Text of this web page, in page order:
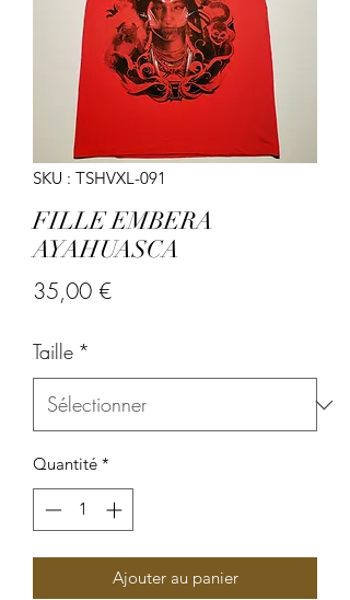
SKU : TSHVXL-091
FILLE EMBERA
AYAHUASCA
35,00 €Prix
Taille *
Quantité *
Ajouter au panier